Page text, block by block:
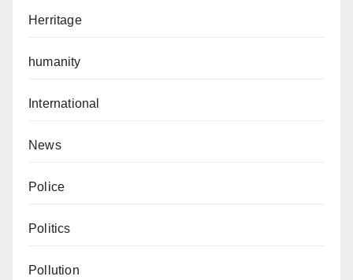
Herritage
humanity
International
News
Police
Politics
Pollution